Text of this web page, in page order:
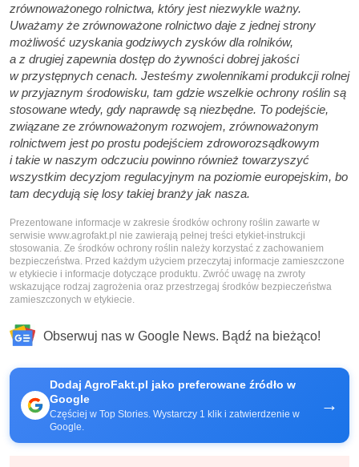
zrównoważonego rolnictwa, który jest niezwykle ważny.
Uważamy że zrównoważone rolnictwo daje z jednej strony
możliwość uzyskania godziwych zysków dla rolników,
a z drugiej zapewnia dostęp do żywności dobrej jakości
w przystępnych cenach. Jesteśmy zwolennikami produkcji rolnej
w przyjaznym środowisku, tam gdzie wszelkie ochrony roślin są
stosowane wtedy, gdy naprawdę są niezbędne. To podejście,
związane ze zrównoważonym rozwojem, zrównoważonym
rolnictwem jest po prostu podejściem zdroworozsądkowym
i takie w naszym odczuciu powinno również towarzyszyć
wszystkim decyzjom regulacyjnym na poziomie europejskim, bo
tam decydują się losy takiej branży jak nasza.
Prezentowane informacje w zakresie środków ochrony roślin zawarte w
serwisie www.agrofakt.pl nie zawierają pełnej treści etykiet-instrukcji
stosowania. Ze środków ochrony roślin należy korzystać z zachowaniem
bezpieczeństwa. Przed każdym użyciem przeczytaj informacje zamieszczone
w etykiecie i informacje dotyczące produktu. Zwróć uwagę na zwroty
wskazujące rodzaj zagrożenia oraz przestrzegaj środków bezpieczeństwa
zamieszczonych w etykiecie.
Obserwuj nas w Google News. Bądź na bieżąco!
Dodaj AgroFakt.pl jako preferowane źródło w
Google
Częściej w Top Stories. Wystarczy 1 klik i zatwierdzenie w
Google.
→